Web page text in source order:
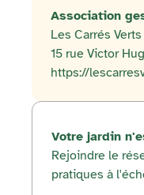
Association
Les Carrés
15 rue Victor
https://
Votre jardin
Rejoindre le
pratiques à